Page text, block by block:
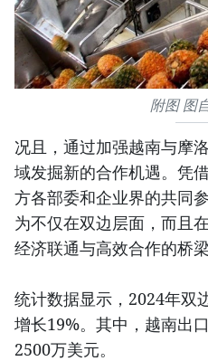
附图 图
况且，通过加强越南与摩
域发掘新的合作机遇。凭
方各部委和企业界的共同
为不仅在双边层面，而且
经济联通与高效合作的桥梁
统计数据显示，2024年双
增长19%。其中，越南出
2500万美元。